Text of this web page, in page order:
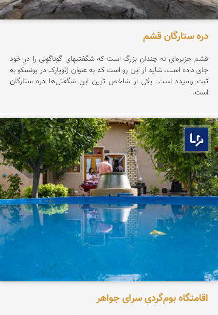
دره ستارگان قشم
قشم جزیره‌ای نه چندان بزرگ است که شگفتیهای گوناگونی را در خود
جای داده است، شاید از این رو است که به عنوان ژئوپارک در یونسکو به
ثبت رسیده است. یکی از شاخص ترین این شگفتی‌ها دره ستارگان
است.
بوم ما
اقامتگاه بوم‌گردی سرای جواهر